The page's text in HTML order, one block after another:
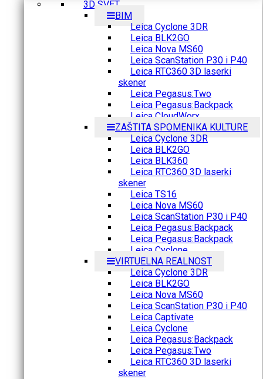
3D SVET
BIM
Leica Cyclone 3DR
Leica BLK2GO
Leica Nova MS60
Leica ScanStation P30 i P40
Leica RTC360 3D laserki
skener
Leica Pegasus:Two
Leica Pegasus:Backpack
Leica CloudWorx
ZAŠTITA SPOMENIKA KULTURE
Leica Cyclone 3DR
Leica BLK2GO
Leica BLK360
Leica RTC360 3D laserki
skener
Leica TS16
Leica Nova MS60
Leica ScanStation P30 i P40
Leica Pegasus:Backpack
Leica Pegasus:Backpack
Leica Cyclone
VIRTUELNA REALNOST
Leica Cyclone 3DR
Leica BLK2GO
Leica Nova MS60
Leica ScanStation P30 i P40
Leica Captivate
Leica Cyclone
Leica Pegasus:Backpack
Leica Pegasus:Two
Leica RTC360 3D laserki
skener